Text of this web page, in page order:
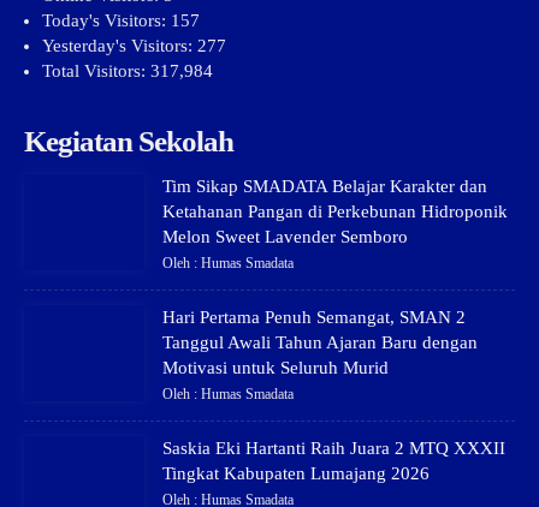
Today's Visitors: 157
Yesterday's Visitors: 277
Total Visitors: 317,984
Kegiatan Sekolah
Tim Sikap SMADATA Belajar Karakter dan
Ketahanan Pangan di Perkebunan Hidroponik
Melon Sweet Lavender Semboro
Oleh : Humas Smadata
Hari Pertama Penuh Semangat, SMAN 2
Tanggul Awali Tahun Ajaran Baru dengan
Motivasi untuk Seluruh Murid
Oleh : Humas Smadata
Saskia Eki Hartanti Raih Juara 2 MTQ XXXII
Tingkat Kabupaten Lumajang 2026
Oleh : Humas Smadata